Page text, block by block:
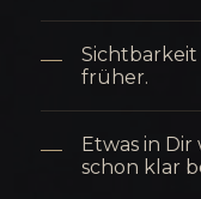
früher.
Etwas in Dir
schon klar